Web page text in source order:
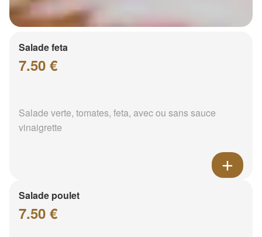
Salade feta
7.50 €
Salade verte, tomates, feta, avec ou sans sauce
vinaigrette
Salade poulet
7.50 €